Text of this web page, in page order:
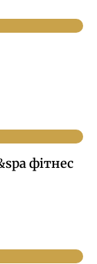
фітнес